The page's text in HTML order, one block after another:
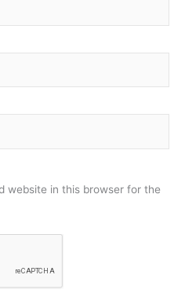
website in this browser for the